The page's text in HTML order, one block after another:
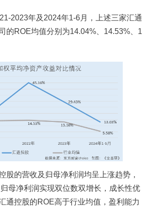
2023年及2024年1-6月，上述三家汇通
的ROE均值分别为14.04%、14.53%、1
股的营收及归母净利润均呈上涨趋势，
母净利润实现双位数双增长，成长性优
通控股的ROE高于行业均值，盈利能力